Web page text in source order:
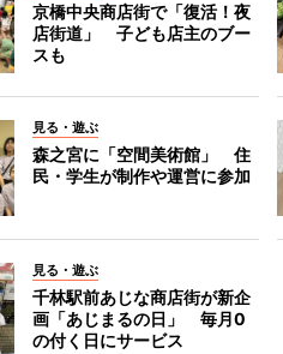
京橋中央商店街で「復活！夜
店街道」 子ども店主のブー
スも
見る・遊ぶ
森之宮に「空間美術館」 住
民・学生が制作や運営に参加
見る・遊ぶ
千林駅前あじな商店街が新企
画「あじまるの日」 毎月0
の付く日にサービス